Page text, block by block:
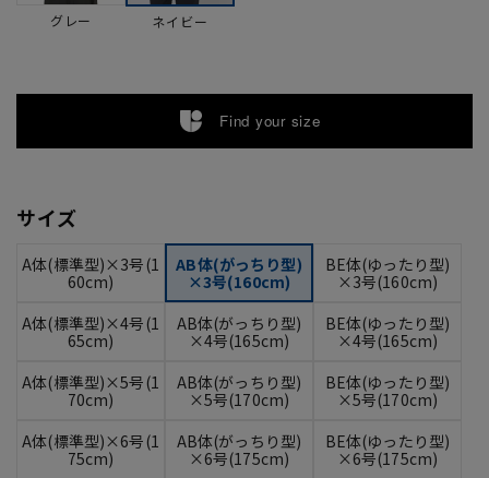
グレー ネイビー
Find your size
サイズ
A体(標準型)×3号(1
60cm)
AB体(がっちり型)
×3号(160cm)
BE体(ゆったり型)
×3号(160cm)
A体(標準型)×4号(1
65cm)
AB体(がっちり型)
×4号(165cm)
BE体(ゆったり型)
×4号(165cm)
A体(標準型)×5号(1
70cm)
AB体(がっちり型)
×5号(170cm)
BE体(ゆったり型)
×5号(170cm)
A体(標準型)×6号(1
75cm)
AB体(がっちり型)
×6号(175cm)
BE体(ゆったり型)
×6号(175cm)